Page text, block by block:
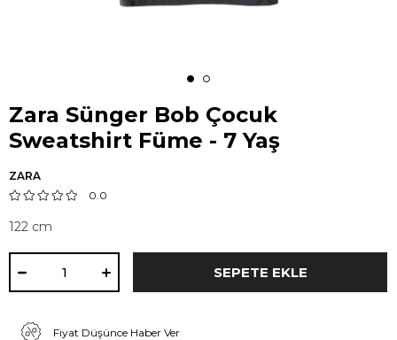
Zara Sünger Bob Çocuk
Sweatshirt Füme - 7 Yaş
ZARA
0.0
122 cm
Fiyat Düşünce Haber Ver